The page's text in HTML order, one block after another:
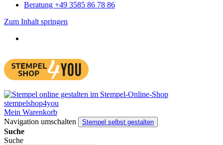
Bera­tung +49 3585 86 78 86
Zum Inhalt springen
Mein Warenkorb
Navigation umschalten
Stempel selbst gestalten
Suche
Suche